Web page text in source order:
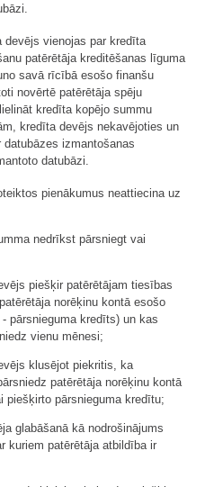
vienojas par kredīta
patērētāja kreditēšanas līguma
savā rīcībā esošo finanšu
novērtē patērētāja spēju
kredīta kopējo summu
kredīta devējs nekavējoties un
izmantošanas
datubāzi.
pienākumus neattiecina uz
nedrīkst pārsniegt vai
piešķir patērētājam tiesības
norēķinu kontā esošo
pārsnieguma kredīts) un kas
vienu mēnesi;
klusējot piekritis, ka
patērētāja norēķinu kontā
pārsnieguma kredītu;
glabāšanā kā nodrošinājums
kuriem patērētāja atbildība ir